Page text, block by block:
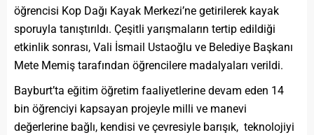
öğrencisi Kop Dağı Kayak Merkezi’ne getirilerek kayak
sporuyla tanıştırıldı. Çeşitli yarışmaların tertip edildiği
etkinlik sonrası, Vali İsmail Ustaoğlu ve Belediye Başkanı
Mete Memiş tarafından öğrencilere madalyaları verildi.
Bayburt’ta eğitim öğretim faaliyetlerine devam eden 14
bin öğrenciyi kapsayan projeyle milli ve manevi
değerlerine bağlı, kendisi ve çevresiyle barışık, teknolojiyi